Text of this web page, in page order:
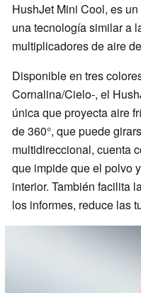
HushJet Mini Cool, es
una tecnología similar a
multiplicadores de aire
Disponible en tres
Cornalina/Cielo-, el
única que proyecta aire
de 360°, que puede
multidireccional, cuenta
que impide que el polvo
interior. También facilita
los informes, reduce las